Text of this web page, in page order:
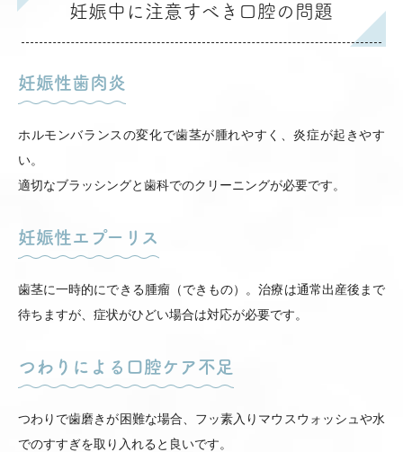
妊娠中に注意すべき口腔の問題
妊娠性歯肉炎
ホルモンバランスの変化で歯茎が腫れやすく、炎症が起きやす
い。
適切なブラッシングと歯科でのクリーニングが必要です。
妊娠性エプーリス
歯茎に一時的にできる腫瘤（できもの）。治療は通常出産後まで
待ちますが、症状がひどい場合は対応が必要です。
つわりによる口腔ケア不足
つわりで歯磨きが困難な場合、フッ素入りマウスウォッシュや水
でのすすぎを取り入れると良いです。